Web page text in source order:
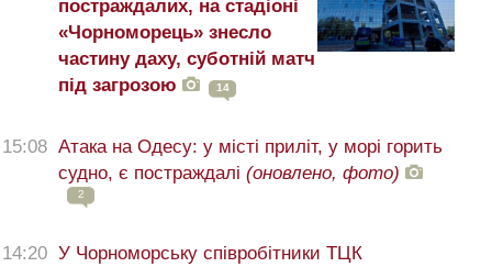
постраждалих, на стадіоні
«Чорноморець» знесло
частину даху, суботній матч
під загрозою
14
15:08 Атака на Одесу: у місті приліт, у морі горить
судно, є постраждалі (оновлено, фото)
2
14:20 У Чорноморську співробітники ТЦК